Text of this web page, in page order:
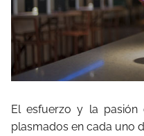
El esfuerzo y la
plasmados en cada uno